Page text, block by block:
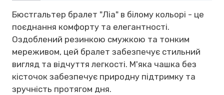
Бюстгальтер бралет "Ліа" в білому кольорі - це
поєднання комфорту та елегантності.
Оздоблений резинкою смужкою та тонким
мереживом, цей бралет забезпечує стильний
вигляд та відчуття легкості. М'яка чашка без
кісточок забезпечує природну підтримку та
зручність протягом дня.